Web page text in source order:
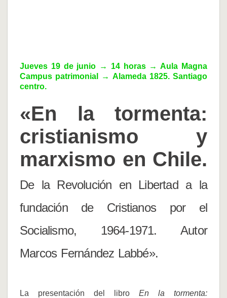
Jueves 19 de junio → 14 horas → Aula Magna
Campus patrimonial → Alameda 1825. Santiago
centro.
«En la tormenta:
cristianismo y
marxismo en Chile.
De la Revolución en Libertad a la
fundación de Cristianos por el
Socialismo, 1964-1971. Autor
Marcos Fernández Labbé».
La presentación del libro En la tormenta: